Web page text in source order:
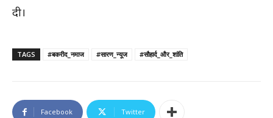
दी।
TAGS #बकरीद_नमाज #सारण_न्यूज #सौहार्द_और_शांति
Facebook Twitter